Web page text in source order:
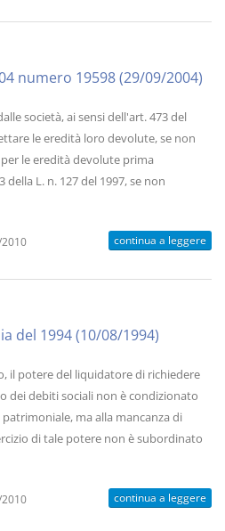
numero 19598 (29/09/2004)
società, ai sensi dell'art. 473 del
le eredità loro devolute, se non
le eredità devolute prima
L. n. 127 del 1997, se non
continua a leggere
del 1994 (10/08/1994)
il potere del liquidatore di richiedere
dei debiti sociali non è condizionato
ma alla mancanza di
di tale potere non è subordinato
continua a leggere